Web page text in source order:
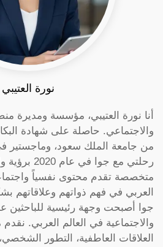
نورة العتيبي
أنا نورة العتيبي، مؤسسة ومديرة
والاجتماعي. حاصلة على شهادة
من جامعة الملك سعود، وماجستير
رحلتي مع
متخصصة تقدم محتوى نفسياً
العربي في فهم ذواتهم وعلاقاتهم
جوا أصبحت وجهة رئيسية للباحثين
والاجتماعية في العالم العربي.
العلاقات العاطفية، التطور